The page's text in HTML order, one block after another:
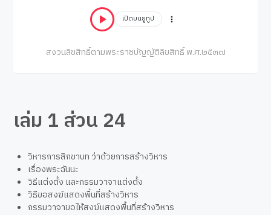
เปิดบนยูทูป
สงวนลิขสิทธิ์ตามพระราชบัญญัติลิขสิทธิ์ พ.ศ.๒๕๓๗
เล่ม 1 ส่วน 24
วิหารการสิกขาบท ว่าด้วยการสร้างวิหาร
เรื่องพระฉันนะ
วิธีแต่งตั้ง และกรรมวาจาแต่งตั้ง
วิธีขอสงฆ์แสดงพื้นที่สร้างวิหาร
กรรมวาจาขอให้สงฆ์แสดงพื้นที่สร้างวิหาร